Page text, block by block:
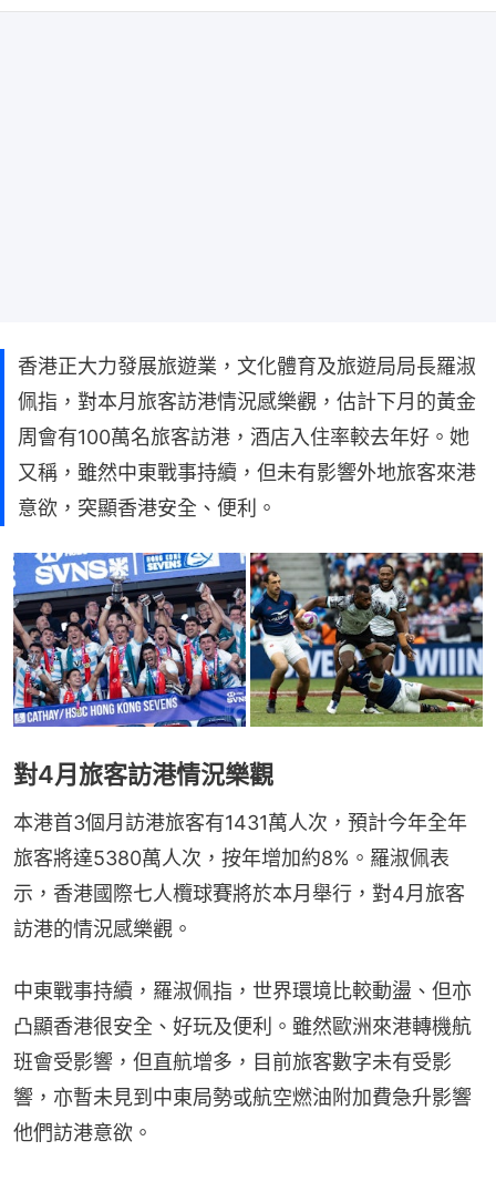
香港正大力發展旅遊業，文化體育及旅遊局局長羅淑
佩指，對本月旅客訪港情況感樂觀，估計下月的黃金
周會有100萬名旅客訪港，酒店入住率較去年好。她
又稱，雖然中東戰事持續，但未有影響外地旅客來港
意欲，突顯香港安全、便利。
對4月旅客訪港情況樂觀
本港首3個月訪港旅客有1431萬人次，預計今年全年
旅客將達5380萬人次，按年增加約8%。羅淑佩表
示，香港國際七人欖球賽將於本月舉行，對4月旅客
訪港的情況感樂觀。
中東戰事持續，羅淑佩指，世界環境比較動盪、但亦
凸顯香港很安全、好玩及便利。雖然歐洲來港轉機航
班會受影響，但直航增多，目前旅客數字未有受影
響，亦暫未見到中東局勢或航空燃油附加費急升影響
他們訪港意欲。